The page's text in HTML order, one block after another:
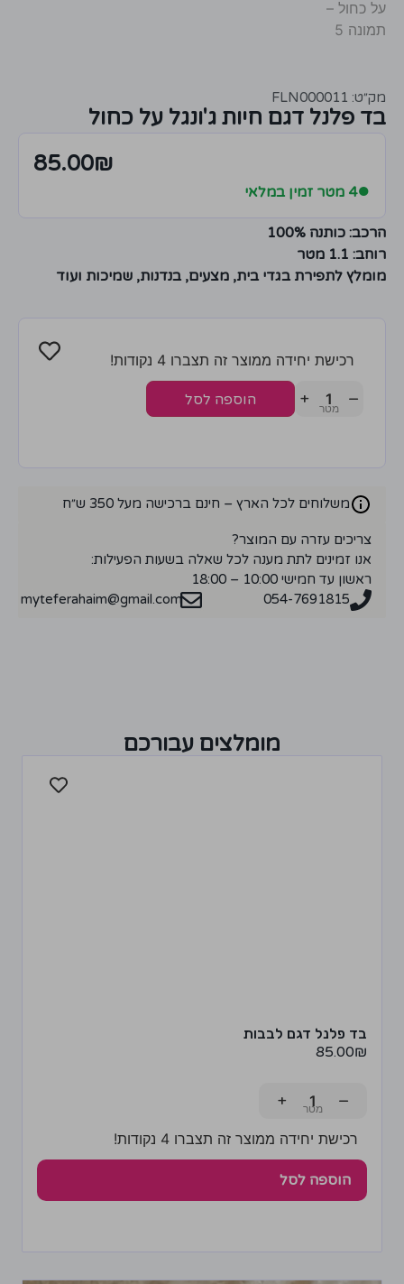
מק״ט: FLN000011
בד פלנל דגם חיות ג'ונגל על כחול
85.00₪
●4 מטר זמין במלאי
הרכב: כותנה 100%
רוחב: 1.1 מטר
מומלץ לתפירת בגדי בית, מצעים, בנדנות, שמיכות ועוד
רכישת יחידה ממוצר זה תצברו 4 נקודות!
−
+ הוספה לסל
משלוחים לכל הארץ – חינם ברכישה מעל 350 ש״ח
צריכים עזרה עם המוצר?
אנו זמינים לתת מענה לכל שאלה בשעות הפעילות:
ראשון עד חמישי 10:00 – 18:00
054-7691815
myteferahaim@gmail.com
מומלצים עבורכם
בד פלנל דגם לבבות
85.00₪
−
+
רכישת יחידה ממוצר זה תצברו 4 נקודות!
הוספה לסל